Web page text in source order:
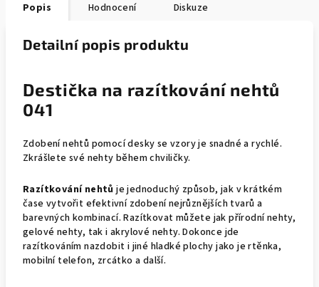
Popis Hodnocení Diskuze
Detailní popis produktu
Destička na razítkování nehtů
041
Zdobení nehtů pomocí desky se vzory je snadné a rychlé.
Zkrášlete své nehty během chviličky.
Razítkování nehtů je jednoduchý způsob, jak v krátkém
čase vytvořit efektivní zdobení nejrůznějších tvarů a
barevných kombinací. Razítkovat můžete jak přírodní nehty,
gelové nehty, tak i akrylové nehty. Dokonce jde
razítkováním nazdobit i jiné hladké plochy jako je rtěnka,
mobilní telefon, zrcátko a další.